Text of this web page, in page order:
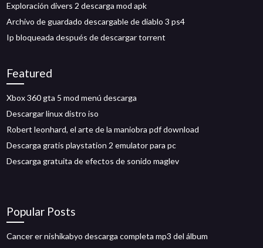
Exploración divers 2 descarga mod apk
Archivo de guardado descargable de diablo 3 ps4
Ip bloqueada después de descargar torrent
Featured
Xbox 360 gta 5 mod menú descarga
Descargar linux distro iso
Robert leonhard, el arte de la maniobra pdf download
Descarga gratis playstation 2 emulator para pc
Descarga gratuita de efectos de sonido maglev
Popular Posts
Cancer er nishikabyo descarga completa mp3 del álbum